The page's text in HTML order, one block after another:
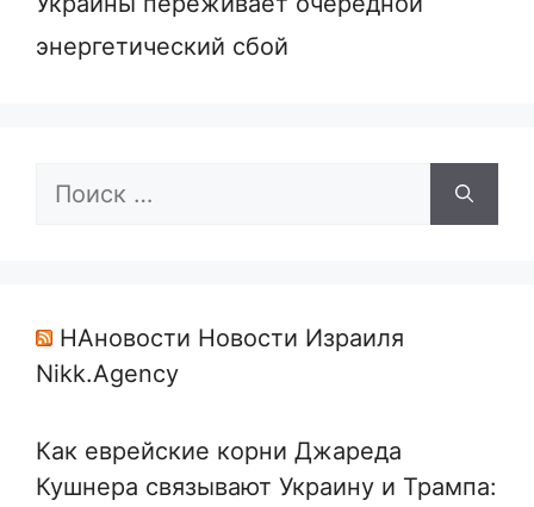
энергетический сбой
Поиск:
НАновости Новости Израиля
Nikk.Agency
Как еврейские корни Джареда
Кушнера связывают Украину и Трампа: